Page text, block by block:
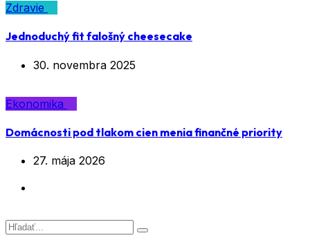
Zdravie
Jednoduchý fit falošný cheesecake
30. novembra 2025
Ekonomika
Domácnosti pod tlakom cien menia finančné priority
27. mája 2026